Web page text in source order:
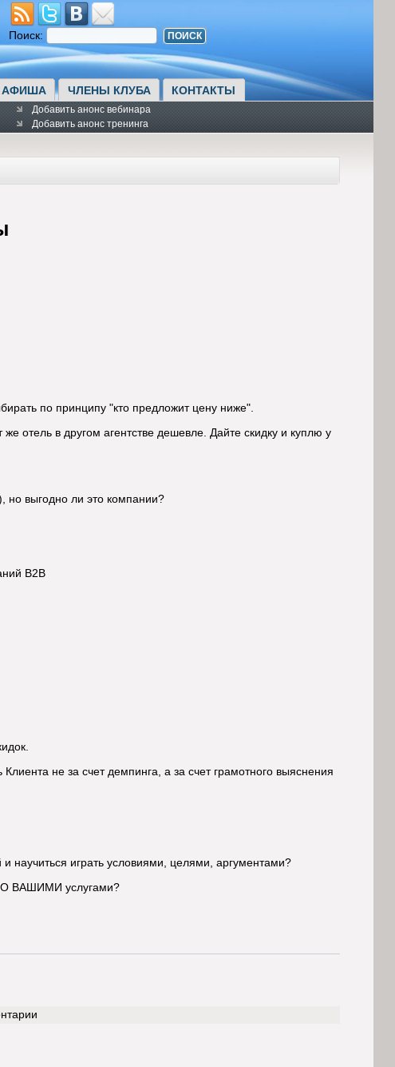
Поиск:
АФИША ЧЛЕНЫ КЛУБА КОНТАКТЫ
Добавить анонс вебинара
Добавить анонс тренинга
по принципу "кто предложит цену ниже".
отель в другом агентстве дешевле. Дайте скидку и куплю у
но выгодно ли это компании?
B2B
не за счет демпинга, а за счет грамотного выяснения
играть условиями, целями, аргументами?
ВАШИМИ услугами?